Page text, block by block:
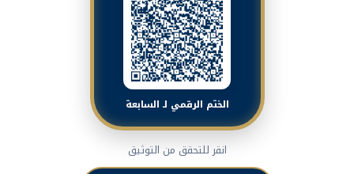
الختم الرقمي لـ السابعة
انقر للتحقق من التوثيق